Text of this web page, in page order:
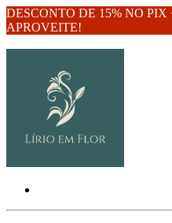
DESCONTO DE 15% NO
APROVEITE!